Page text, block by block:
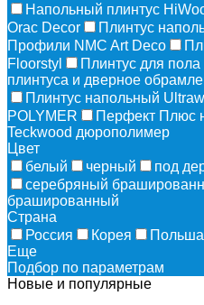
Напольный плинтус
Orac Decor
Плинтус
Профили NMC Art Deco
Floorstyl
Плинтус для пола
плинтуса и дверное
Плинтус напольный
POLYMER
Перфект Плюс
Teckwood дюрополимер
Цвет
белый
черный под
серебряный
брашированный
Страна
Россия
Корея Польша
Еще
Подбор по параметрам
Новые и популярные